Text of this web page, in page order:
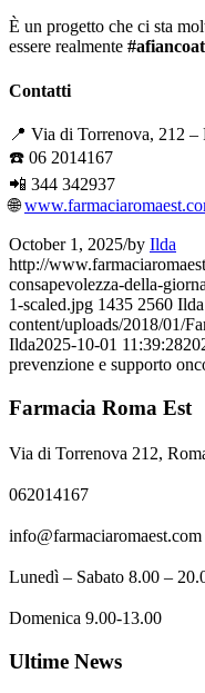
È un progetto che ci sta
essere realmente
Contatti
📍 Via di Torrenova, 212 –
☎️ 06 2014167
📲 344 342937
🌐
October 1, 2025/by Ilda
http://
consapevolezza-della-
1-scaled.jpg 1435 2560 Ilda
content/uploads/2018/01/
Ilda2025-10-01 11:39:28
prevenzione e supporto
Farmacia Roma Est
Via di Torrenova 212,
062014167
info@farmaciaromaest.com
Lunedì – Sabato 8.00 –
Domenica 9.00-13.00
Ultime News